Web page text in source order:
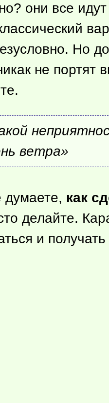
они все
Но
не портят
ветра»
как
делайте.
и